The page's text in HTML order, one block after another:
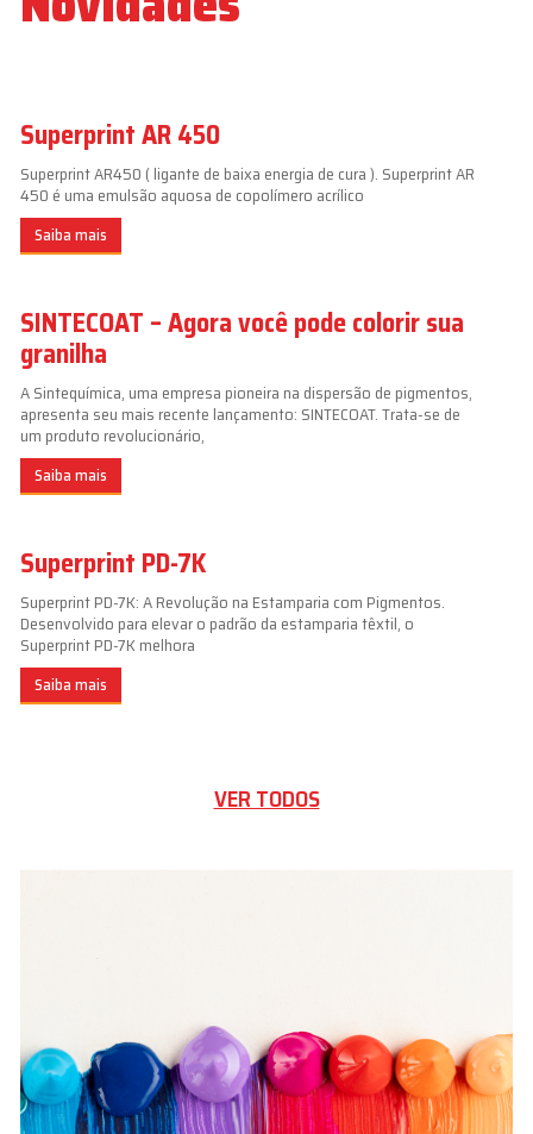
Superprint AR 450
Superprint AR450 ( ligante de baixa energia de cura ). Superprint AR
450 é uma emulsão aquosa de copolímero acrílico
Saiba mais
SINTECOAT – Agora você pode colorir sua
granilha
A Sintequímica, uma empresa pioneira na dispersão de pigmentos,
apresenta seu mais recente lançamento: SINTECOAT. Trata-se de
um produto revolucionário,
Saiba mais
Superprint PD-7K
Superprint PD-7K: A Revolução na Estamparia com Pigmentos.
Desenvolvido para elevar o padrão da estamparia têxtil, o
Superprint PD-7K melhora
Saiba mais
VER TODOS